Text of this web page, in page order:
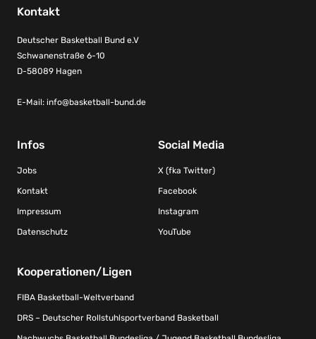
Kontakt
Deutscher Basketball Bund e.V
Schwanenstraße 6-10
D-58089 Hagen
E-Mail: info@basketball-bund.de
Infos
Jobs
Kontakt
Impressum
Datenschutz
Social Media
X (fka Twitter)
Facebook
Instagram
YouTube
Kooperationen/Ligen
FIBA Basketball-Weltverband
DRS – Deutscher Rollstuhlsportverband Basketball